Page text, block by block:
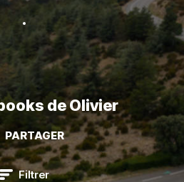
de Olivier
PARTAGER
Filtrer